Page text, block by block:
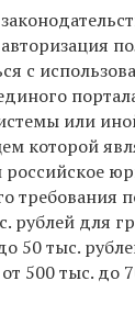
с
или
которой
требования
рублей для
50 тыс.
500 тыс. до